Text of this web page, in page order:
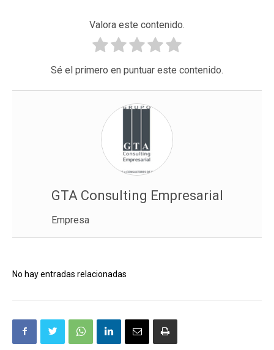
Valora este contenido.
Sé el primero en puntuar este contenido.
GTA Consulting Empresarial
Empresa
No hay entradas relacionadas